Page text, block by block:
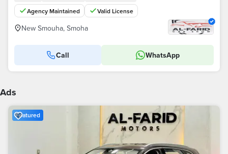
Agency Maintained Valid License
New Smouha, Smoha
Call WhatsApp
Ads
Featured